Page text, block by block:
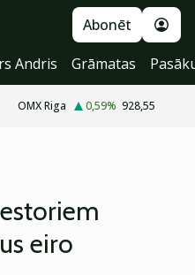
Abonēt
Andris Grāmatas
OMX Riga 0,59% 928,55
eiro